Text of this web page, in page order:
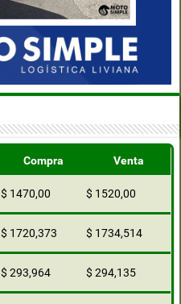
Compra Venta
$ 1470,00 $ 1520,00
$ 1720,373 $ 1734,514
$ 293,964 $ 294,135